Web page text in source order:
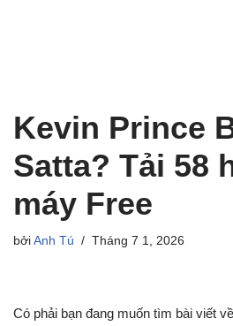
Kevin Prince
Satta? Tải 58
máy Free
bởi Anh Tú Tháng 7 1, 2026
Có phải bạn đang muốn tìm bài viết